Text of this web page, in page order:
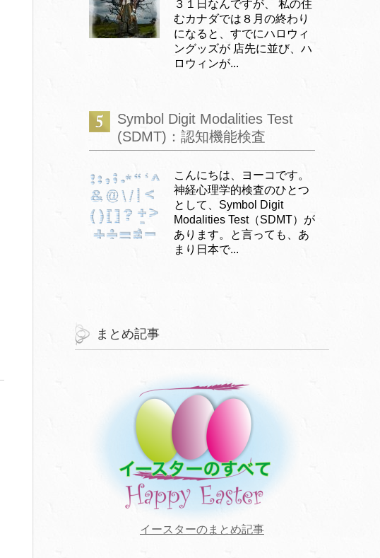
３１日なんですが、 私の住
むカナダでは８月の終わり
になると、すでにハロウィ
ングッズが 店先に並び、ハ
ロウィンが...
Symbol Digit Modalities Test
(SDMT)：認知機能検査
こんにちは、ヨーコです。
神経心理学的検査のひとつ
として、Symbol Digit
Modalities Test（SDMT）が
あります。と言っても、あ
まり日本で...
まとめ記事
イースターのまとめ記事